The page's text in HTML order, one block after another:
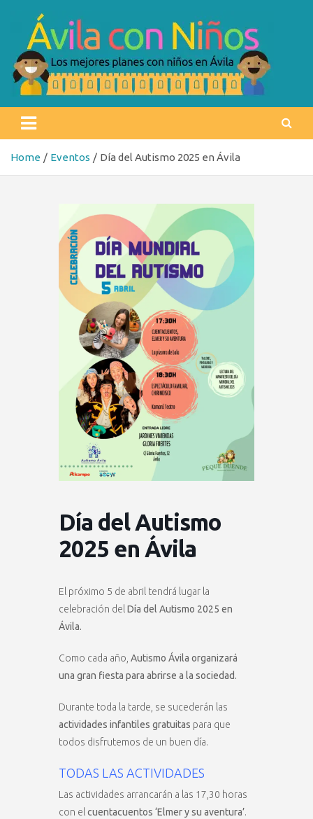
content
Ávila con niños
Home Eventos Día del Autismo 2025 en Ávila
Día del Autismo
2025 en Ávila
El próximo 5 de abril tendrá lugar la
celebración del Día del Autismo 2025 en
Ávila.
Como cada año, Autismo Ávila organizará
una gran fiesta para abrirse a la sociedad.
Durante toda la tarde, se sucederán las
actividades infantiles gratuitas para que
todos disfrutemos de un buen día.
TODAS LAS ACTIVIDADES
Las actividades arrancarán a las 17,30 horas
con el cuentacuentos ‘Elmer y su aventura’.